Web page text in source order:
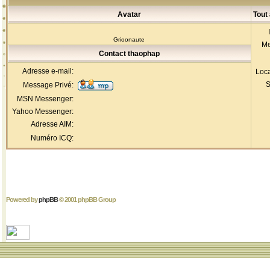
Avatar Tout
Grioonaute
Contact thaophap
Adresse e-mail:
Message Privé:
MSN Messenger:
Yahoo Messenger:
Adresse AIM:
Numéro ICQ:
Powered byphpBB© 2001 phpBB Group